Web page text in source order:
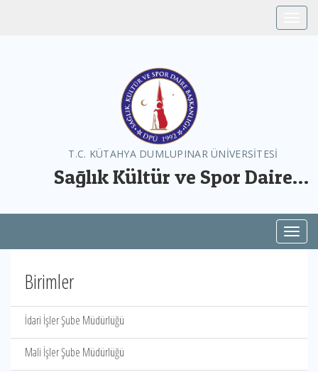
T.C. KÜTAHYA DUMLUPINAR ÜNİVERSİTESİ
Sağlık Kültür ve Spor Daire
Birimler
İdari İşler Şube Müdürlüğü
Mali İşler Şube Müdürlüğü